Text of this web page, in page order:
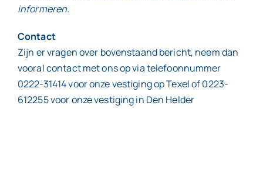
informeren.
Contact
Zijn er vragen over bovenstaand bericht, neem dan
vooral contact met ons op via telefoonnummer
0222-31414 voor onze vestiging op Texel of 0223-
612255 voor onze vestiging in Den Helder